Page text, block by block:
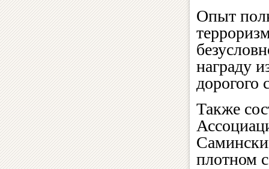
Опыт
награду
дорогого
Также
плотном